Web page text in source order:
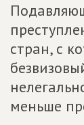
стран, с
меньше